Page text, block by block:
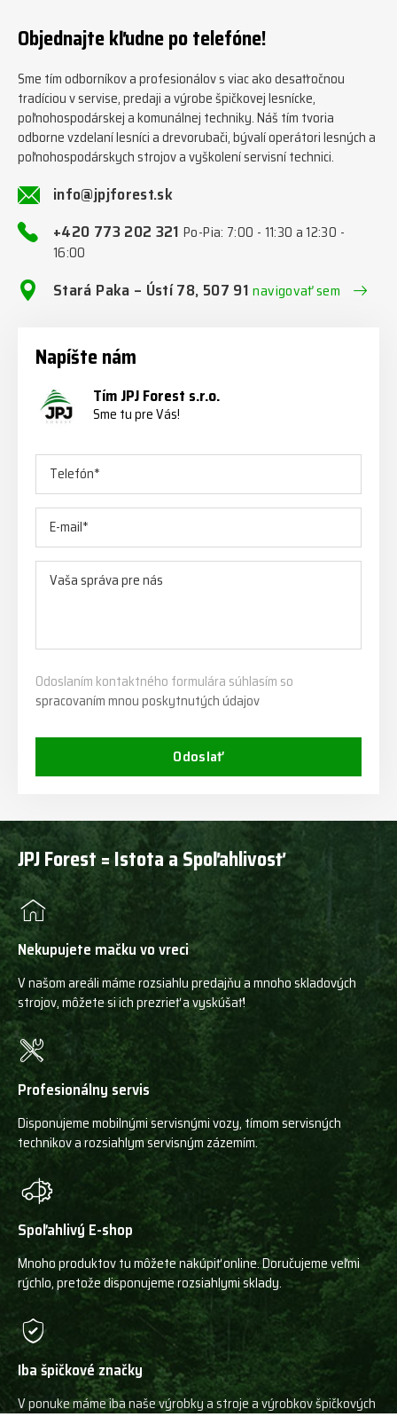
#firewoodproduction
#firewood #deitmer
Objednajte kľudne po telefóne!
Sme tím odborníkov a profesionálov s viac ako desaťročnou
tradíciou v servise, predaji a výrobe špičkovej lesnícke,
poľnohospodárskej a komunálnej techniky. Náš tím tvoria
odborne vzdelaní lesníci a drevorubači, bývalí operátori lesných a
poľnohospodárskych strojov a vyškolení servisní technici.
info@jpjforest.sk
+420 773 202 321Po-Pia: 7:00 - 11:30 a 12:30 -
16:00
Stará Paka – Ústí 78, 507 91navigovať sem
Napíšte nám
Tím JPJ Forest s.r.o.
Sme tu pre Vás!
Odoslaním kontaktného formulára súhlasím so
spracovaním mnou poskytnutých údajov
Odoslať
JPJ Forest = Istota a Spoľahlivosť
Nekupujete mačku vo vreci
V našom areáli máme rozsiahlu predajňu a mnoho skladových
strojov, môžete si ich prezrieť a vyskúšať!
Profesionálny servis
Disponujeme mobilnými servisnými vozy, tímom servisných
technikov a rozsiahlym servisným zázemím.
Spoľahlivý E-shop
Mnoho produktov tu môžete nakúpiť online. Doručujeme veľmi
rýchlo, pretože disponujeme rozsiahlymi sklady.
Iba špičkové značky
V ponuke máme iba naše výrobky a stroje a výrobkov špičkových